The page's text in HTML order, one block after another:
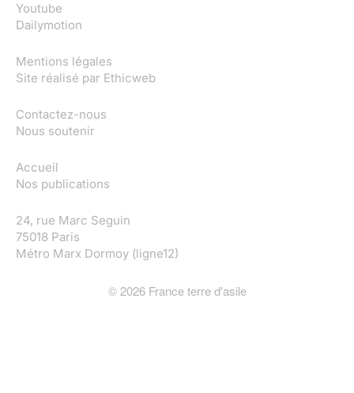
Youtube
Dailymotion
Mentions légales
Site réalisé par Ethicweb
Contactez-nous
Nous soutenir
Accueil
Nos publications
24, rue Marc Seguin
75018 Paris
Métro Marx Dormoy (ligne12)
©2026France terre d'asile